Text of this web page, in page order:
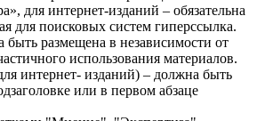
для интернет-изданий – обязательна
для поисковых систем гиперссылка.
размещена в независимости от
использования материалов.
интернет- изданий) – должна быть
или в первом абзаце